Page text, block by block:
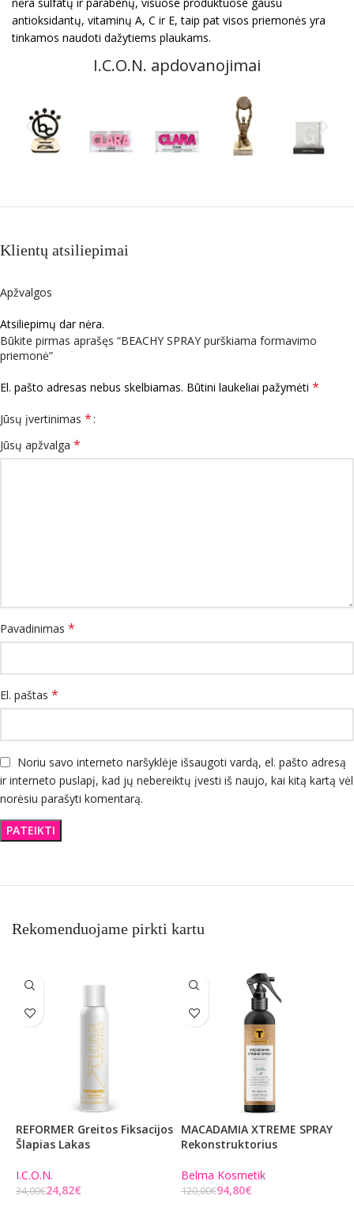
antioksidantų, vitaminų A, C ir E, taip pat visos priemonės yra
tinkamos naudoti dažytiems plaukams.
I.C.O.N. apdovanojimai
Klientų atsiliepimai
Apžvalgos
Atsiliepimų dar nėra.
Būkite pirmas aprašęs “BEACHY SPRAY purškiama formavimo
priemonė”
El. pašto adresas nebus skelbiamas. Būtini laukeliai pažymėti *
Jūsų įvertinimas *
Jūsų apžvalga *
Pavadinimas *
El. paštas *
Noriu savo interneto naršyklėje išsaugoti vardą, el. pašto adresą
ir interneto puslapį, kad jų nebereiktų įvesti iš naujo, kai kitą kartą vėl
norėsiu parašyti komentarą.
Rekomenduojame pirkti kartu
REFORMER Greitos Fiksacijos
Šlapias Lakas
I.C.O.N.
34,00€24,82€
MACADAMIA XTREME SPRAY
Rekonstruktorius
Belma Kosmetik
120,00€94,80€